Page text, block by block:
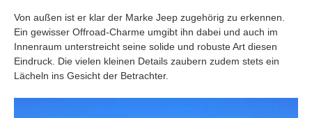
Von außen ist er klar der Marke Jeep zugehörig zu erkennen.
Ein gewisser Offroad-Charme umgibt ihn dabei und auch im
Innenraum unterstreicht seine solide und robuste Art diesen
Eindruck. Die vielen kleinen Details zaubern zudem stets ein
Lächeln ins Gesicht der Betrachter.